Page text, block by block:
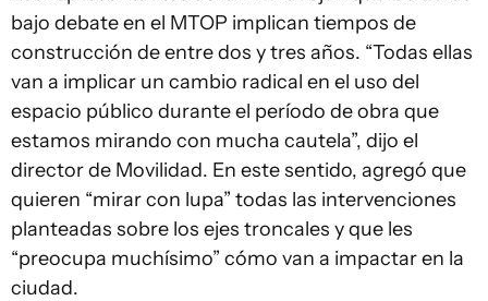
bajo debate en el MTOP implican tiempos de
construcción de entre dos y tres años. “Todas ellas
van a implicar un cambio radical en el uso del
espacio público durante el período de obra que
estamos mirando con mucha cautela”, dijo el
director de Movilidad. En este sentido, agregó que
quieren “mirar con lupa” todas las intervenciones
planteadas sobre los ejes troncales y que les
“preocupa muchísimo” cómo van a impactar en la
ciudad.